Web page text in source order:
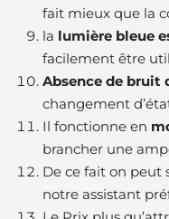
fait mieux que la
la lumière bleue
facilement être
Absence de bruit
changement
Il fonctionne en
brancher une
De ce fait on peut
notre assistant